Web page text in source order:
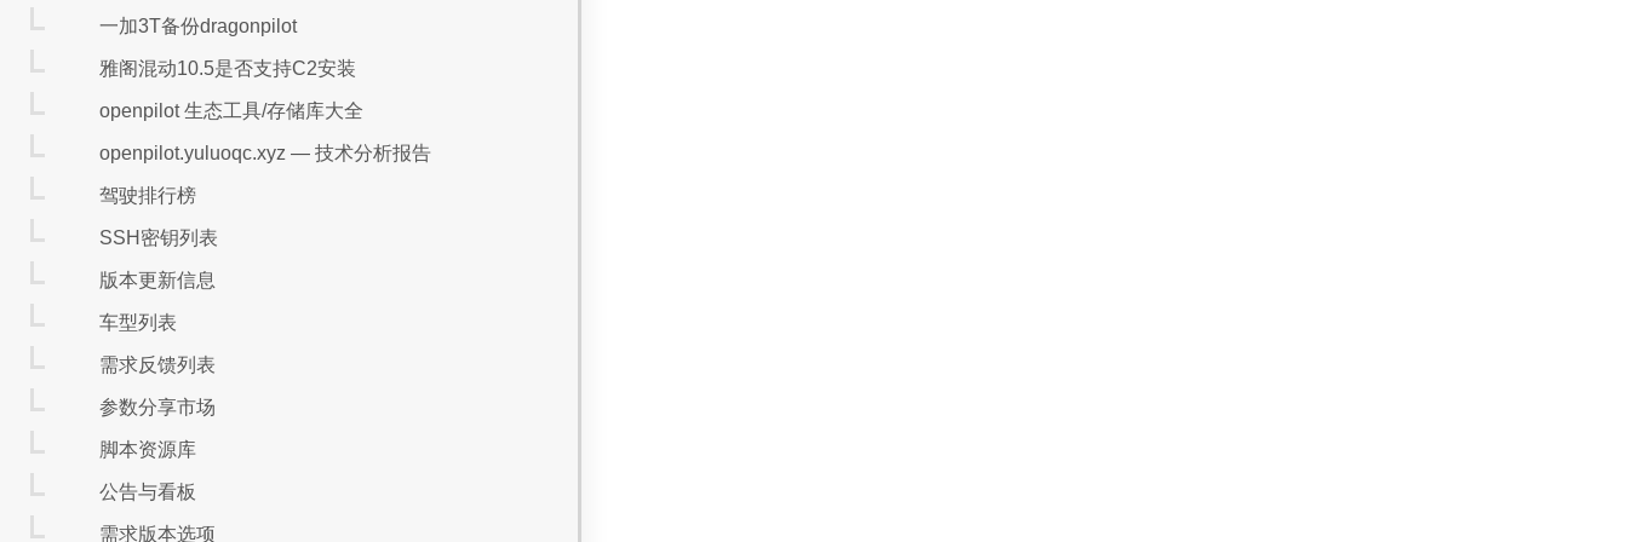
一加3T备份dragonpilot
雅阁混动10.5是否支持C2安装
openpilot 生态工具/存储库大全
openpilot.yuluoqc.xyz — 技术分析报告
驾驶排行榜
SSH密钥列表
版本更新信息
车型列表
需求反馈列表
参数分享市场
脚本资源库
公告与看板
需求版本选项